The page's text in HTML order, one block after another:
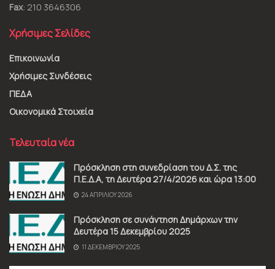
Fax: 210 3646306
Χρήσιμες Σελίδες
Επικοινωνία
Χρήσιμες Συνδέσεις
ΠΕΔΑ
Οικονομικά Στοιχεία
Τελευταία νέα
Πρόσκληση στη συνεδρίαση του Δ.Σ. της
Π.Ε.Δ.Α, τη Δευτέρα 27/4/2026 και ώρα 13:00
24 ΑΠΡΙΛΊΟΥ 2026
Πρόσκληση σε συνάντηση Δημάρχων την
Δευτέρα 15 Δεκεμβρίου 2025
11 ΔΕΚΕΜΒΡΊΟΥ 2025